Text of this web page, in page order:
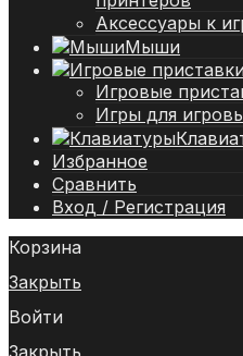
Аксессуары к
Мыши
Игровые
Игры для
Избранное
Сравнить
Вход / Регистрация
Корзина
Закрыть
Войти